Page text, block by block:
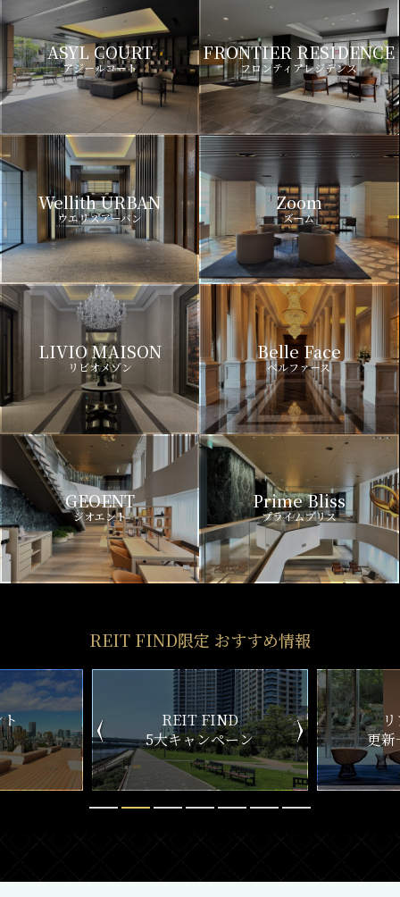
ASYL COURT
アジールコート
FRONTIER RESIDENCE
フロンティアレジデンス
Wellith URBAN
ウエリスアーバン
Zoom
ズーム
LIVIO MAISON
リビオメゾン
Belle Face
ベルファース
GEOENT
ジオエント
Prime Bliss
プライムブリス
REIT FIND限定 おすすめ情報
ン
リアルタイム
更新一覧チェック
新